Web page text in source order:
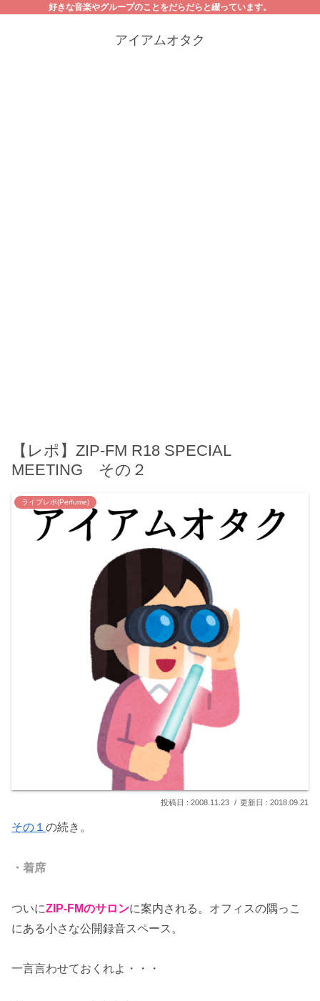
好きな音楽やグループのことをだらだらと綴っています。
アイアムオタク
【レポ】ZIP-FM R18 SPECIAL
MEETING その２
ライブレポ(Perfume)
2008.11.23 2018.09.21
その１ の続き。
・着席
ついにZIP-FMのサロンに案内される。オフィスの隅っこ
にある小さな公開録音スペース。
一言言わせておくれよ・・・